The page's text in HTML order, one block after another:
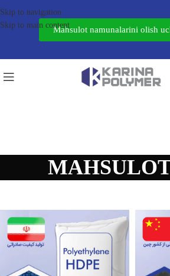
Skip to navigation
Skip to main contentMahsulot namunalarini olish